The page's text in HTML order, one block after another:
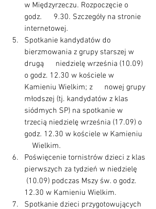
w Międzyrzeczu. Rozpoczęcie o
godz.      9.30. Szczegóły na stronie
internetowej.
Spotkanie kandydatów do
bierzmowania z grupy starszej w
drugą      niedzielę września (10.09)
o godz. 12.30 w kościele w
Kamieniu Wielkim; z      nowej grupy
młodszej (tj. kandydatów z klas
siódmych SP) na spotkanie w
trzecią niedzielę września (17.09) o
godz. 12.30 w kościele w Kamieniu
    Wielkim.
Poświęcenie tornistrów dzieci z klas
pierwszych za tydzień w niedzielę
(10.09) podczas Mszy św. o godz.
12.30 w Kamieniu Wielkim.
Spotkanie dzieci przygotowujących